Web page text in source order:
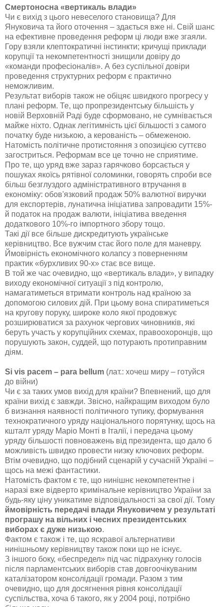
Смертоносна «вертикаль влади»
Чи є вихід з цього невеселого становища? Для
Януковича та його оточення – здається вже ні. Свій шанс
на ефективне проведення реформ ці люди вже згаяли.
Гору взяли клептократичні інстинкти; кричущі приклади
корупції та некомпетентності знищили довіру до
«команди професіоналів». А без суспільної довіри
проведення структурних реформ є практично
неможливим.
Результат виборів також не обіцяє швидкого прогресу у
плані реформ. Те, що пропрезидентську більшість у
новій Верховній Раді буде сформовано, не сумнівається
майже ніхто. Однак легітимність цієї більшості з самого
початку буде низькою, а керованість – обмеженою.
Натомість політичне протистояння з опозицією суттєво
загостриться. Реформам все це точно не сприятиме.
Про те, що уряд вже зараз гарячково борсається у
пошуках якоїсь рятівної соломинки, говорять спроби все
більш безглуздого адміністративного втручання в
економіку: обов'язковий продаж 50% валютної виручки
для експортерів, лунатична ініціатива запровадити 15%-
й податок на продаж валюти, ініціатива введення
додаткового 10%-го імпортного збору тощо.
Такі дії все більше дискредитують українське
керівництво. Все вужчим стає його поле для маневру.
Ймовірність економічного колапсу з поверненням
практик «бурхливих 90-х» стає все вище.
В той же час очевидно, що «вертикаль влади», у випадку
виходу економічної ситуації з під контролю,
намагатиметься втримати контроль над країною за
допомогою силових дій. При цьому вона спиратиметься
на кругову поруку, широке коло якої продовжує
розширюватися за рахунок чергових чиновників, які
беруть участь у корупційних схемах, правоохоронців, що
порушують закон, суддей, що потурають протиправним
діям.
Si vis pacem – para bellum (лат.: хочеш миру – готуйся
до війни)
Чи є за таких умов вихід для країни? Впевнений, що для
країни вихід є завжди. Звісно, найкращим виходом було
б визнання наявності політичного тупику, формування
технократичного уряду національного порятунку, щось на
кшталт уряду Маріо Монті в Італії, і передача цьому
уряду більшості повноважень від президента, що дало б
можливість швидко провести низку ключових реформ.
Втім очевидно, що подібний сценарій у сучасній Україні –
щось на межі фантастики.
Натомість фактом є те, що нинішнє некомпетентне і
наразі вже відверто кримінальне керівництво України за
будь-яку ціну уникатиме відповідальності за свої дії. Тому
ймовірність передачі влади Януковичем у результаті
програшу на вільних і чесних президентських
виборах є дуже низькою.
Фактом є також і те, що яскравої альтернативи
нинішньому керівництву також поки що не існує.
З іншого боку, «беспредел» під час підрахунку голосів
після парламентських виборів став довгоочікуваним
каталізатором консолідації громади. Разом з тим
очевидно, що для досягнення рівня консолідації
суспільства, хоча б такого, як у 2004 році, потрібно